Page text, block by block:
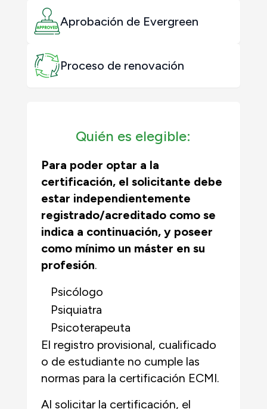
Aprobación de Evergreen
Proceso de renovación
Quién es elegible:
Para poder optar a la
certificación, el solicitante debe
estar independientemente
registrado/acreditado como se
indica a continuación, y poseer
como mínimo un máster en su
profesión.
Psicólogo
Psiquiatra
Psicoterapeuta
El registro provisional, cualificado
o de estudiante no cumple las
normas para la certificación ECMI.
Al solicitar la certificación, el